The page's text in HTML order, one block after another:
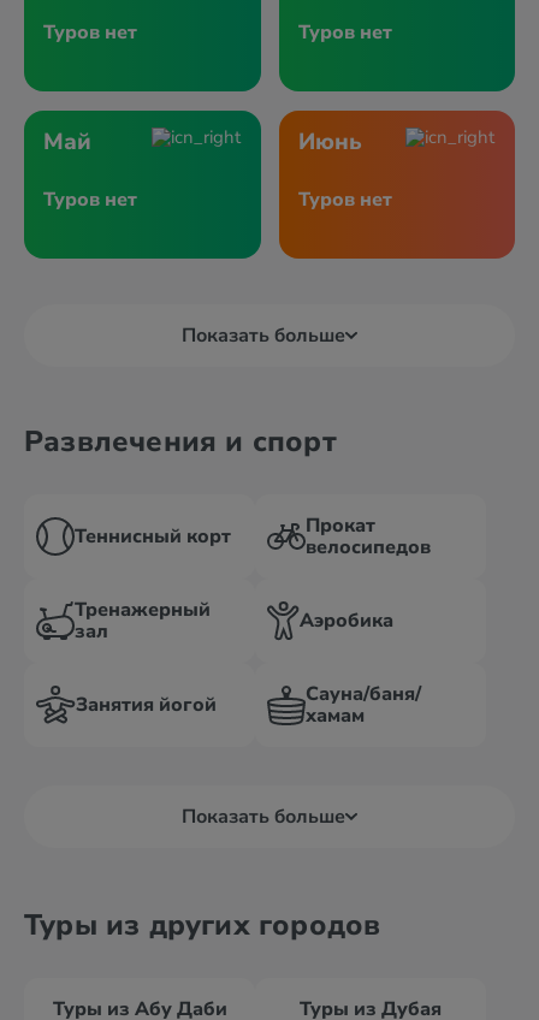
Туров нет Туров нет
Май
Туров нет
Июнь
Туров нет
Показать больше
Развлечения и спорт
Теннисный корт
Прокат
велосипедов
Тренажерный
зал
Аэробика
Занятия йогой
Сауна/баня/
хамам
Показать больше
Туры из других городов
Туры из Абу Даби Туры из Дубая